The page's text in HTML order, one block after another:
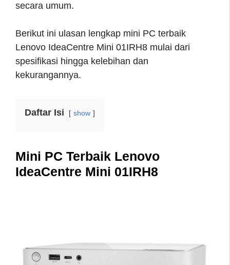
secara umum.
Berikut ini ulasan lengkap mini PC terbaik
Lenovo IdeaCentre Mini 01IRH8 mulai dari
spesifikasi hingga kelebihan dan
kekurangannya.
Daftar Isi show
Mini PC Terbaik Lenovo
IdeaCentre Mini 01IRH8